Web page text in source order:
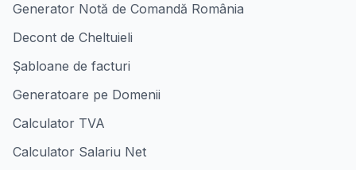
Generator Notă de Comandă România
Decont de Cheltuieli
Șabloane de facturi
Generatoare pe Domenii
Calculator TVA
Calculator Salariu Net